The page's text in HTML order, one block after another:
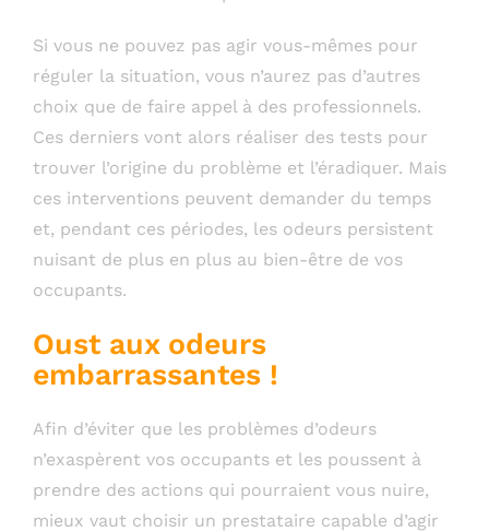
Si vous ne pouvez pas agir vous-mêmes pour
réguler la situation, vous n’aurez pas d’autres
choix que de faire appel à des professionnels.
Ces derniers vont alors réaliser des tests pour
trouver l’origine du problème et l’éradiquer. Mais
ces interventions peuvent demander du temps
et, pendant ces périodes, les odeurs persistent
nuisant de plus en plus au bien-être de vos
occupants.
Oust aux odeurs
embarrassantes !
Afin d’éviter que les problèmes d’odeurs
n’exaspèrent vos occupants et les poussent à
prendre des actions qui pourraient vous nuire,
mieux vaut choisir un prestataire capable d’agir